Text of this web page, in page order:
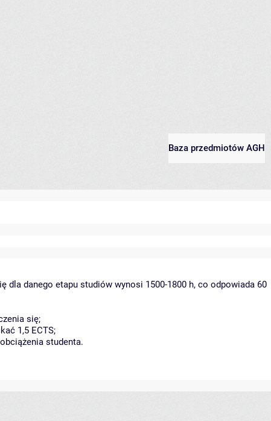
Baza przedmiotów AGH
dla danego etapu studiów wynosi 1500-1800 h, co odpowiada 60
się;
1,5 ECTS;
studenta.